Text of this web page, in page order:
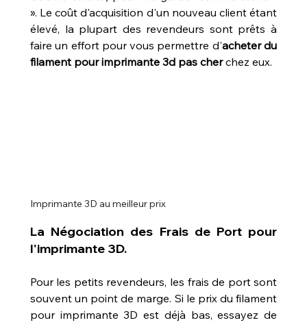
». Le coût d'acquisition d'un nouveau client étant
élevé, la plupart des revendeurs sont prêts à
faire un effort pour vous permettre d'acheter du
filament pour imprimante 3d pas cher chez eux.
Imprimante 3D au meilleur prix
La Négociation des Frais de Port pour
l'imprimante 3D.
Pour les petits revendeurs, les frais de port sont
souvent un point de marge. Si le prix du filament
pour imprimante 3D est déjà bas, essayez de